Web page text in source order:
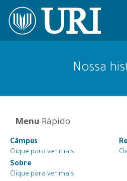
Nossa
Menu Rápido
Câmpus
Clique para ver mais
Sobre
Clique para ver mais